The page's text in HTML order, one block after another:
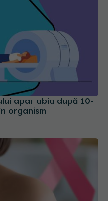
apar abia după 10-
organism